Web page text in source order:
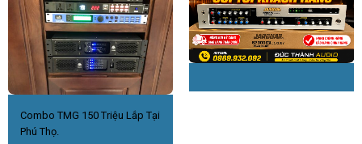
Combo TMG 150 Triệu Lắp Tại
Phú Thọ.